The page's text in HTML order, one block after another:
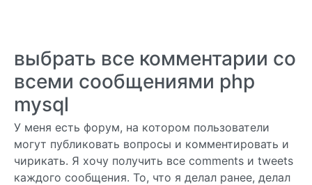
выбрать все комментарии со
всеми сообщениями php
mysql
У меня есть форум, на котором пользователи
могут публиковать вопросы и комментировать и
чирикать. Я хочу получить все comments и tweets
каждого сообщения. То, что я делал ранее, делал